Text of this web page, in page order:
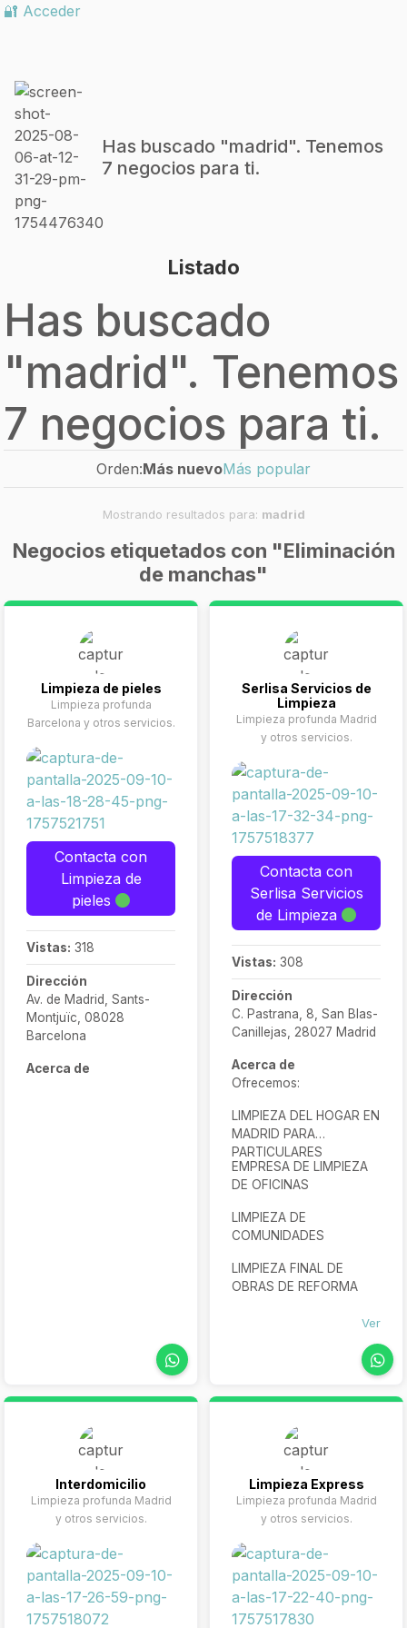
🔐 Acceder
Has buscado "madrid". Tenemos
7 negocios para ti.
Listado
Has buscado
"madrid". Tenemos
7 negocios para ti.
Orden:Más nuevoMás popular
Mostrando resultados para: madrid
Negocios etiquetados con "Eliminación
de manchas"
Limpieza de pieles
Limpieza profunda
Barcelona y otros servicios.
Contacta con
Limpieza de
pieles
Vistas: 318
Dirección
Av. de Madrid, Sants-
Montjuïc, 08028
Barcelona
Acerca de
Serlisa Servicios de
Limpieza
Limpieza profunda Madrid
y otros servicios.
Contacta con
Serlisa Servicios
de Limpieza
Vistas: 308
Dirección
C. Pastrana, 8, San Blas-
Canillejas, 28027 Madrid
Acerca de
Ofrecemos:
LIMPIEZA DEL HOGAR EN
MADRID PARA
PARTICULARES
EMPRESA DE LIMPIEZA
DE OFICINAS
LIMPIEZA DE
COMUNIDADES
LIMPIEZA FINAL DE
OBRAS DE REFORMA
Ver
Interdomicilio
Limpieza profunda Madrid
y otros servicios.
Limpieza Express
Limpieza profunda Madrid
y otros servicios.